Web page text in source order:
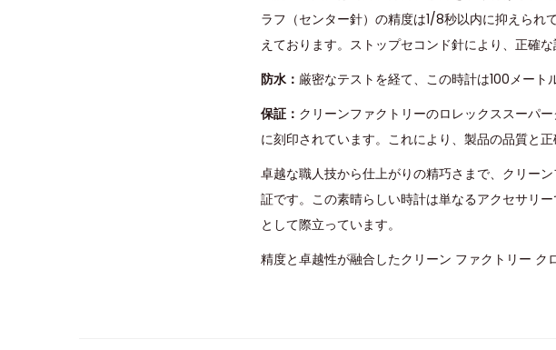
ラフ（センター針）の精度は1/8秒以内に抑えられ
えております。ストップセコンド針により、正確な
防水： 厳密なテストを経て、この時計は100メート
保証： クリーンファクトリーのロレックススーパ
に刻印されています。これにより、製品の品質と正
卓越な職人技から仕上がりの精巧さまで、クリー
証です。この素晴らしい時計は単なるアクセサリ
として際立っています。
精度と卓越性が融合したクリーン ファクトリー ク